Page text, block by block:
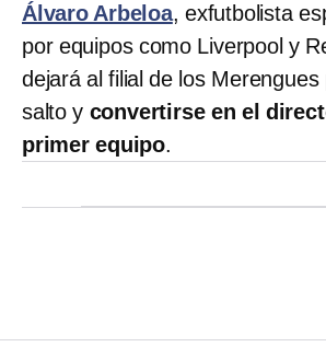
Álvaro Arbeloa, exfutbolista
por equipos como Liverpool y
dejará al filial de los Merengues
salto y convertirse en el
primer equipo.